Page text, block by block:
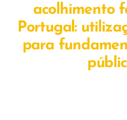
acolhimento
Portugal:
para